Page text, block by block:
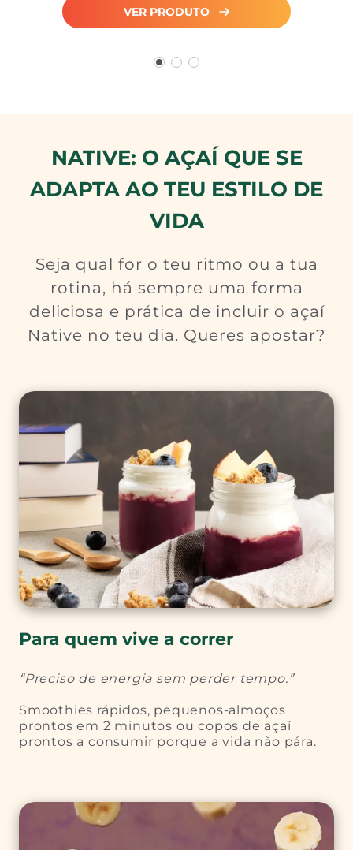
VER PRODUTO
NATIVE: O AÇAÍ QUE SE
ADAPTA AO TEU ESTILO DE
VIDA
Seja qual for o teu ritmo ou a tua
rotina, há sempre uma forma
deliciosa e prática de incluir o açaí
Native no teu dia. Queres apostar?
Para quem vive a correr
“Preciso de energia sem perder tempo.”
Smoothies rápidos, pequenos-almoços
prontos em 2 minutos ou copos de açaí
prontos a consumir porque a vida não pára.